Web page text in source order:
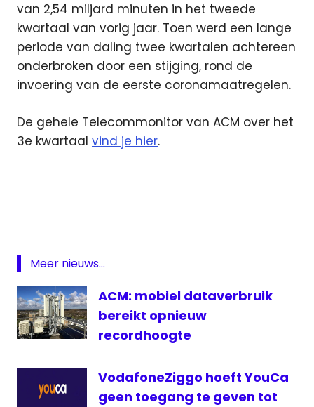
van 2,54 miljard minuten in het tweede
kwartaal van vorig jaar. Toen werd een lange
periode van daling twee kwartalen achtereen
onderbroken door een stijging, rond de
invoering van de eerste coronamaatregelen.
De gehele Telecommonitor van ACM over het
3e kwartaal vind je hier.
Meer nieuws...
ACM: mobiel dataverbruik
bereikt opnieuw
recordhoogte
VodafoneZiggo hoeft YouCa
geen toegang te geven tot